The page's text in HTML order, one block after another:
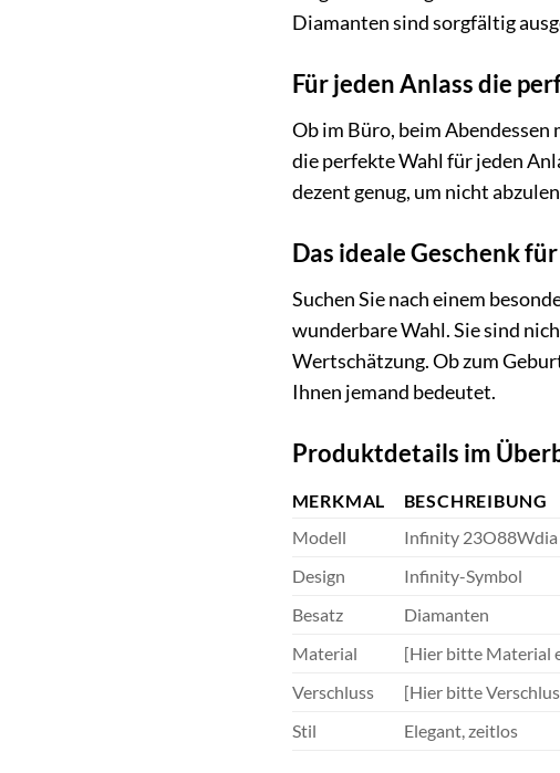
Diamanten sind sorgfältig
Für jeden Anlass die
Ob im Büro, beim
die perfekte Wahl für jeden
dezent genug, um nicht
Das ideale Geschenk
Suchen Sie nach einem
wunderbare Wahl. Sie sind
Wertschätzung. Ob zum
Ihnen jemand bedeutet.
Produktdetails im
MERKMAL
BESCHREIBUNG
Modell
Infinity 23O88Wdia
Design
Infinity-Symbol
Besatz
Diamanten
Material
[Hier bitte Material
Verschluss
[Hier bitte
Stil
Elegant, zeitlos